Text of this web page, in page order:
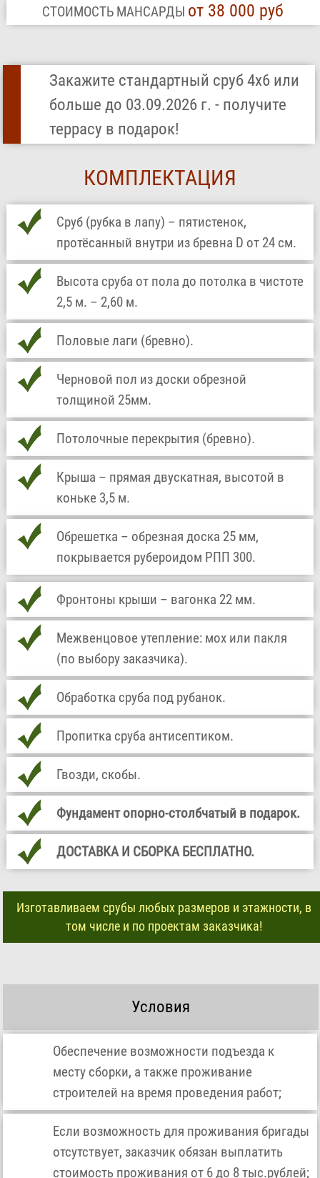
СТОИМОСТЬ МАНСАРДЫ от 38 000 руб
Закажите стандартный сруб 4х6 или
больше до 03.09.2026 г. - получите
террасу в подарок!
КОМПЛЕКТАЦИЯ
Сруб (рубка в лапу) – пятистенок,
протёсанный внутри из бревна D от 24 см.
Высота сруба от пола до потолка в чистоте
2,5 м. – 2,60 м.
Половые лаги (бревно).
Черновой пол из доски обрезной
толщиной 25мм.
Потолочные перекрытия (бревно).
Крыша – прямая двускатная, высотой в
коньке 3,5 м.
Обрешетка – обрезная доска 25 мм,
покрывается рубероидом РПП 300.
Фронтоны крыши – вагонка 22 мм.
Межвенцовое утепление: мох или пакля
(по выбору заказчика).
Обработка сруба под рубанок.
Пропитка сруба антисептиком.
Гвозди, скобы.
Фундамент опорно-столбчатый в подарок.
ДОСТАВКА И СБОРКА БЕСПЛАТНО.
Изготавливаем срубы любых размеров и этажности, в
том числе и по проектам заказчика!
Условия
Обеспечение возможности подъезда к
месту сборки, а также проживание
строителей на время проведения работ;
Если возможность для проживания бригады
отсутствует, заказчик обязан выплатить
стоимость проживания от 6 до 8 тыс.рублей;